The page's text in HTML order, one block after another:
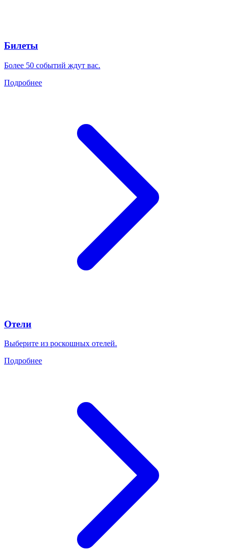
Билеты
Более 50 событий ждут вас.
Подробнее
Отели
Выберите из роскошных отелей.
Подробнее